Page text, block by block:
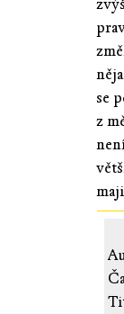
se
z